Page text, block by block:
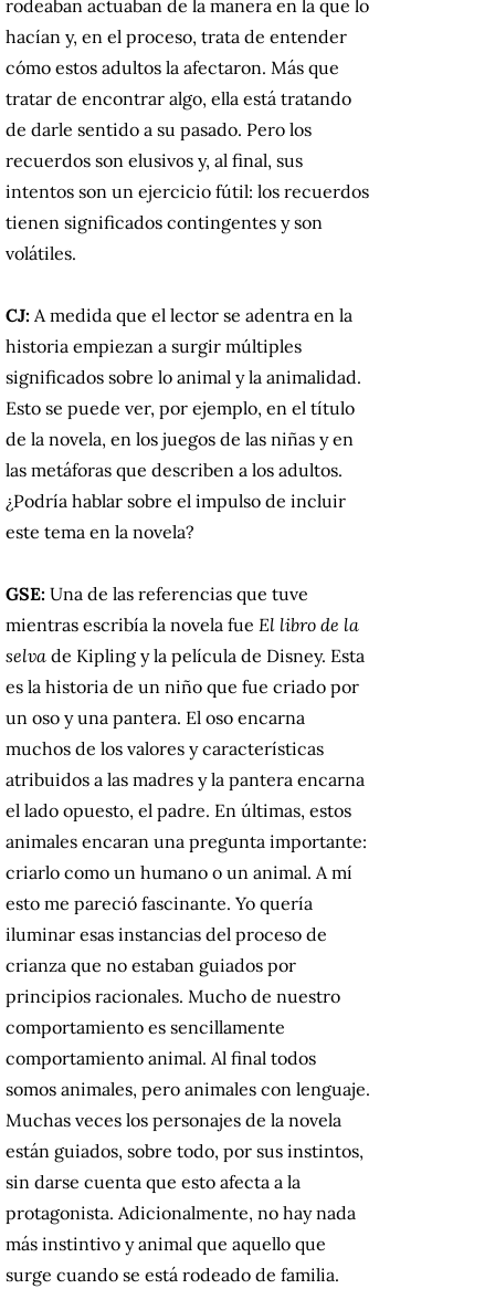
rodeaban actuaban de la manera en la que lo
hacían y, en el proceso, trata de entender
cómo estos adultos la afectaron. Más que
tratar de encontrar algo, ella está tratando
de darle sentido a su pasado. Pero los
recuerdos son elusivos y, al final, sus
intentos son un ejercicio fútil: los recuerdos
tienen significados contingentes y son
volátiles.
CJ: A medida que el lector se adentra en la
historia empiezan a surgir múltiples
significados sobre lo animal y la animalidad.
Esto se puede ver, por ejemplo, en el título
de la novela, en los juegos de las niñas y en
las metáforas que describen a los adultos.
¿Podría hablar sobre el impulso de incluir
este tema en la novela?
GSE: Una de las referencias que tuve
mientras escribía la novela fue El libro de la
selva de Kipling y la película de Disney. Esta
es la historia de un niño que fue criado por
un oso y una pantera. El oso encarna
muchos de los valores y características
atribuidos a las madres y la pantera encarna
el lado opuesto, el padre. En últimas, estos
animales encaran una pregunta importante:
criarlo como un humano o un animal. A mí
esto me pareció fascinante. Yo quería
iluminar esas instancias del proceso de
crianza que no estaban guiados por
principios racionales. Mucho de nuestro
comportamiento es sencillamente
comportamiento animal. Al final todos
somos animales, pero animales con lenguaje.
Muchas veces los personajes de la novela
están guiados, sobre todo, por sus instintos,
sin darse cuenta que esto afecta a la
protagonista. Adicionalmente, no hay nada
más instintivo y animal que aquello que
surge cuando se está rodeado de familia.